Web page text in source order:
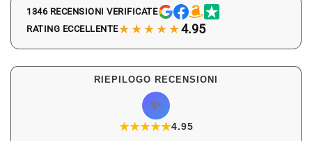
1346 RECENSIONI VERIFICATE
RATING ECCELLENTE★★★★★4.95
RIEPILOGO RECENSIONI
✨
★★★★★
★4.95